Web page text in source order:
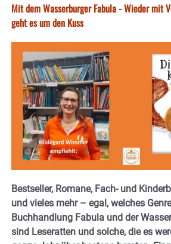
Mit dem Wasserburger Fabula - Wieder mit
geht es um den Kuss
Bestseller, Romane, Fach- und
und vieles mehr – egal, welches
Buchhandlung Fabula und der
sind Leseratten und solche, die es